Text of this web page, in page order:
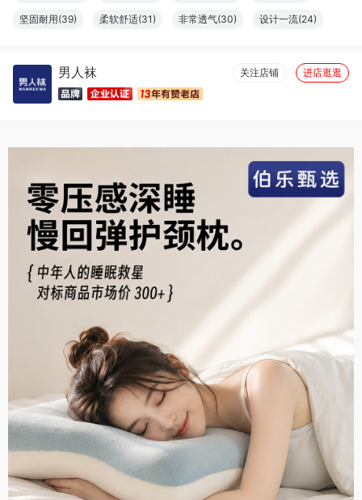
坚固耐用(39) 柔软舒适(31) 非常透气(30) 设计一流(24)
做工精良(17) 体感舒适(16)
尺寸适宜(15) 颜色正(13)
格外清爽(10) 透气性佳(10) 结实牢固(10) 款式好看(9)
外观好看(8)
服务周到(7) 很有弹力(6)
男人袜 关注店铺 进店逛逛